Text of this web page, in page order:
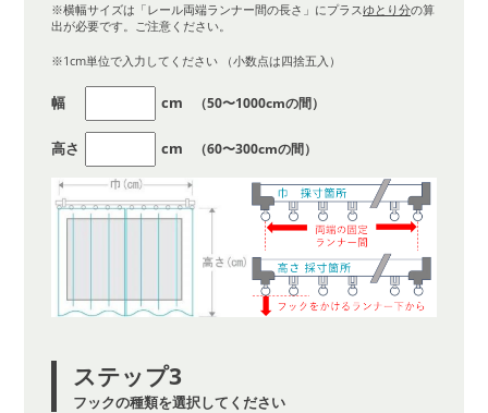
※横幅サイズは「レール両端ランナー間の長さ」にプラスゆとり分の算
出が必要です。ご注意ください。
※1cm単位で入力してください （小数点は四捨五入）
幅 cm （50〜1000cmの間）
高さ cm （60〜300cmの間）
ステップ3
フックの種類を選択してください